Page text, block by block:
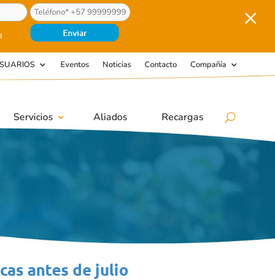
M
Eventos Noticias Contacto Compañía
Servicios Aliados Recargas
antes de julio